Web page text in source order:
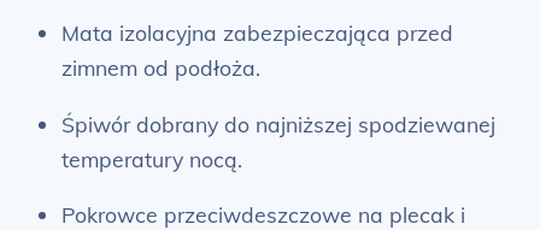
Mata izolacyjna zabezpieczająca przed
zimnem od podłoża.
Śpiwór dobrany do najniższej spodziewanej
temperatury nocą.
Pokrowce przeciwdeszczowe na plecak i